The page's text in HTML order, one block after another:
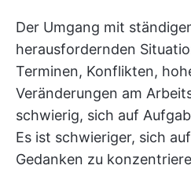
Der Umgang mit
herausfordernden
Terminen, Konflikten,
Veränderungen am
schwierig, sich auf
Es ist schwieriger, sich
Gedanken zu